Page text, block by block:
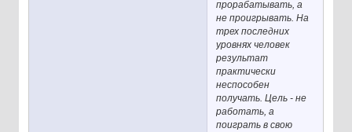
прорабатывать, а
не проигрывать. На
трех последних
уровнях человек
результат
практически
неспособен
получать. Цель - не
работать, а
поиграть в свою